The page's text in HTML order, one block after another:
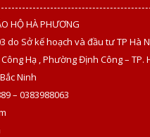
HỘ HÀ PHƯƠNG
do Sở kế hoạch và đầu tư TP Hà
Hạ , Phường Định Công – TP.
Ninh
– 0383988063